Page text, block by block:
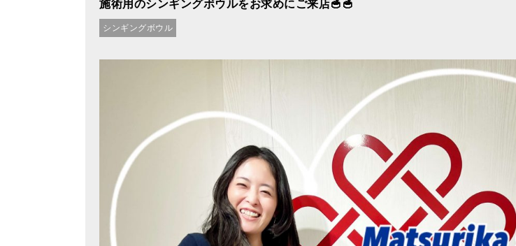
施術用のシンギングボウルをお求めにご来店🥣🥣
シンギングボウル